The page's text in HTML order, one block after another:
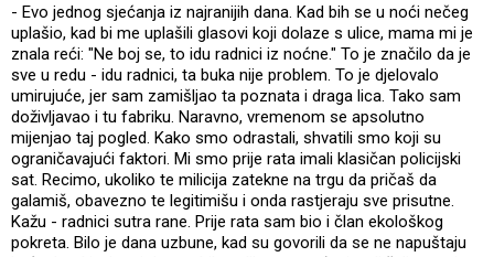
- Evo jednog sjećanja iz najranijih dana. Kad bih se u noći nečeg
uplašio, kad bi me uplašili glasovi koji dolaze s ulice, mama mi je
znala reći: "Ne boj se, to idu radnici iz noćne." To je značilo da je
sve u redu - idu radnici, ta buka nije problem. To je djelovalo
umirujuće, jer sam zamišljao ta poznata i draga lica. Tako sam
doživljavao i tu fabriku. Naravno, vremenom se apsolutno
mijenjao taj pogled. Kako smo odrastali, shvatili smo koji su
ograničavajući faktori. Mi smo prije rata imali klasičan policijski
sat. Recimo, ukoliko te milicija zatekne na trgu da pričaš da
galamiš, obavezno te legitimišu i onda rastjeraju sve prisutne.
Kažu - radnici sutra rane. Prije rata sam bio i član ekološkog
pokreta. Bilo je dana uzbune, kad su govorili da se ne napuštaju